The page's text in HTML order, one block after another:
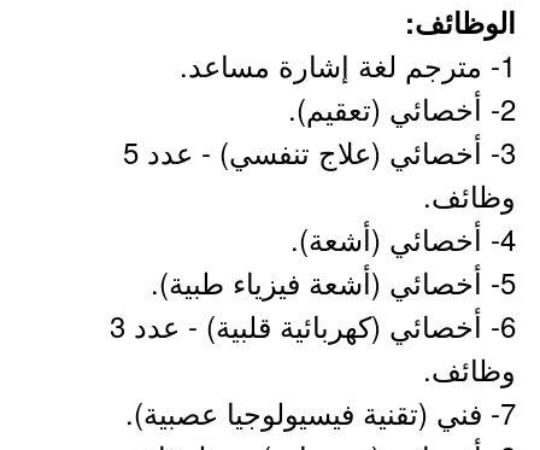
الوظائف:
1- مترجم لغة إشارة مساعد.
2- أخصائي (تعقيم).
3- أخصائي (علاج تنفسي) - عدد 5
وظائف.
4- أخصائي (أشعة).
5- أخصائي (أشعة فيزياء طبية).
6- أخصائي (كهربائية قلبية) - عدد 3
وظائف.
7- فني (تقنية فيسيولوجيا عصبية).